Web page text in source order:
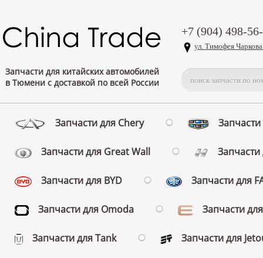
Запчасти для китайских автомобилей
в Тюмени с доставкой по всей России
+7 (904) 498-
ул. Тимофея
Запчасти для Chery
Запчасти для Great Wall
Запчасти для BYD Запчасти для
Запчасти для Omoda Запчасти
Запчасти для Tank Запчасти для